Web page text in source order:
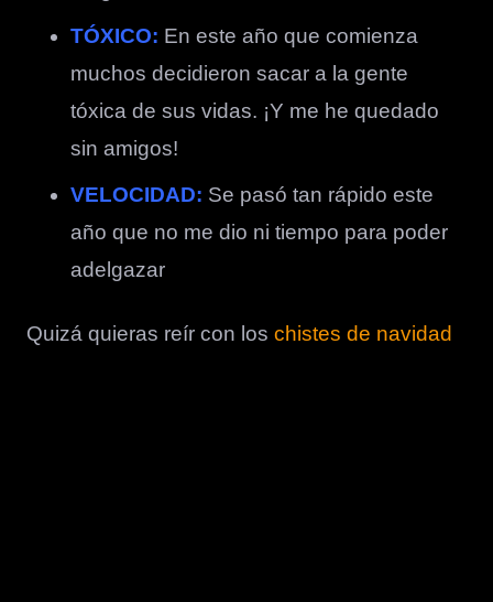
TÓXICO: En este año que comienza
muchos decidieron sacar a la gente
tóxica de sus vidas. ¡Y me he quedado
sin amigos!
VELOCIDAD: Se pasó tan rápido este
año que no me dio ni tiempo para poder
adelgazar
Quizá quieras reír con los chistes de navidad